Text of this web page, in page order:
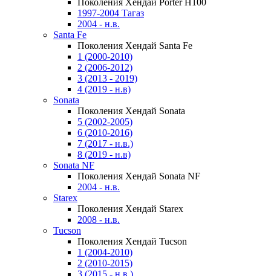
Поколения Хендай Porter H100
1997-2004 Тагаз
2004 - н.в.
Santa Fe
Поколения Хендай Santa Fe
1 (2000-2010)
2 (2006-2012)
3 (2013 - 2019)
4 (2019 - н.в)
Sonata
Поколения Хендай Sonata
5 (2002-2005)
6 (2010-2016)
7 (2017 - н.в.)
8 (2019 - н.в)
Sonata NF
Поколения Хендай Sonata NF
2004 - н.в.
Starex
Поколения Хендай Starex
2008 - н.в.
Tucson
Поколения Хендай Tucson
1 (2004-2010)
2 (2010-2015)
3 (2015 - н.в.)